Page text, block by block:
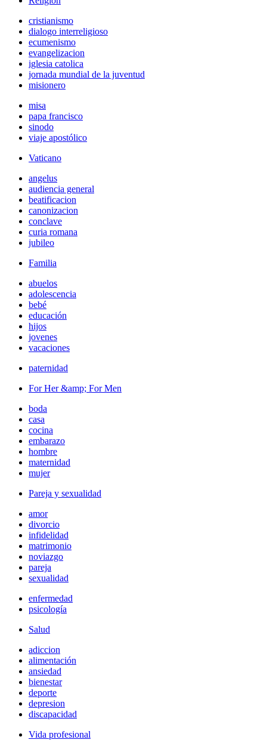
cristianismo
dialogo interreligioso
ecumenismo
evangelizacion
iglesia catolica
jornada mundial de la juventud
misionero
misa
papa francisco
sinodo
viaje apostólico
Vaticano
angelus
audiencia general
beatificacion
canonizacion
conclave
curia romana
jubileo
Familia
abuelos
adolescencia
bebé
educación
hijos
jovenes
vacaciones
paternidad
For Her &amp; For Men
boda
casa
cocina
embarazo
hombre
maternidad
mujer
Pareja y sexualidad
amor
divorcio
infidelidad
matrimonio
noviazgo
pareja
sexualidad
enfermedad
psicología
Salud
adiccion
alimentación
ansiedad
bienestar
deporte
depresion
discapacidad
Vida profesional